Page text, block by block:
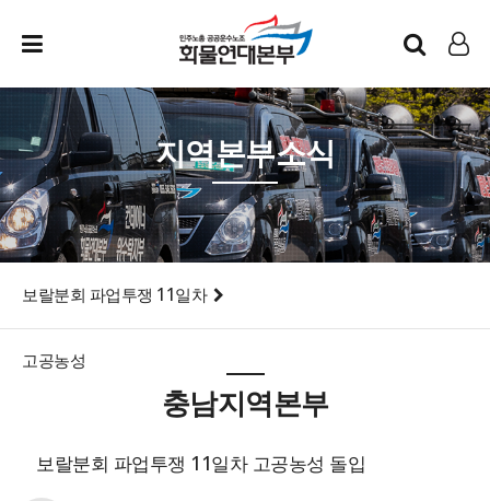
인트라넷
LOG IN
지역본부소식
보랄분회 파업투쟁 11일차
고공농성
충남지역본부
보랄분회 파업투쟁 11일차 고공농성 돌입